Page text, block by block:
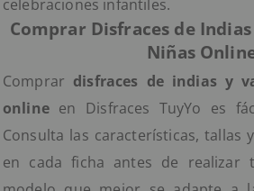
celebraciones infantiles.
Comprar Disfraces de
Niñas
Comprar disfraces de indias y
onlineen Disfraces TuyYo es
Consulta las características, tallas
en cada ficha antes de realizar